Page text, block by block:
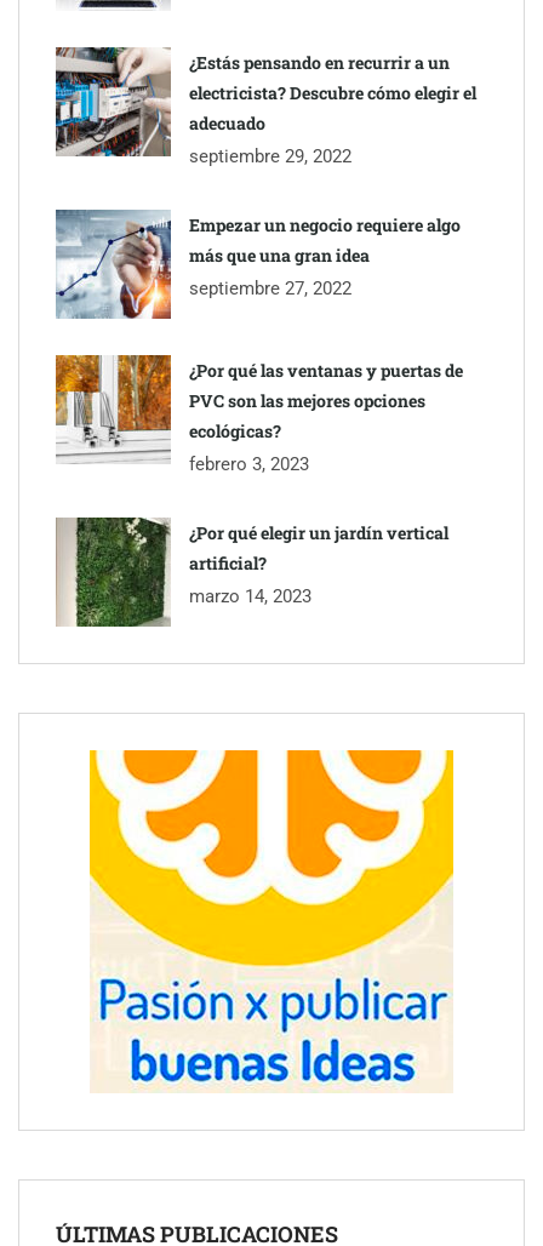
¿Estás pensando en recurrir a un
electricista? Descubre cómo elegir el
adecuado
septiembre 29, 2022
Empezar un negocio requiere algo
más que una gran idea
septiembre 27, 2022
¿Por qué las ventanas y puertas de
PVC son las mejores opciones
ecológicas?
febrero 3, 2023
¿Por qué elegir un jardín vertical
artificial?
marzo 14, 2023
ÚLTIMAS PUBLICACIONES